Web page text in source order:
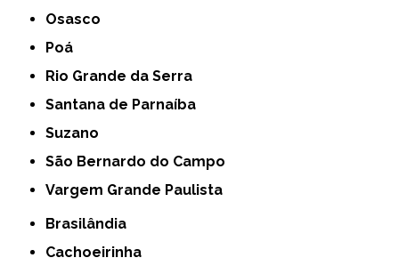
Osasco
Poá
Rio Grande da Serra
Santana de Parnaíba
Suzano
São Bernardo do Campo
Vargem Grande Paulista
Brasilândia
Cachoeirinha